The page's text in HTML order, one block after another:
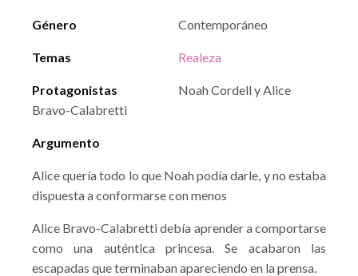
Género Contemporáneo
Temas Realeza
Protagonistas
Noah Cordell y Alice
Bravo-Calabretti
Argumento
Alice quería todo lo que Noah podía darle, y no estaba
dispuesta a conformarse con menos
Alice Bravo-Calabretti debía aprender a comportarse
como una auténtica princesa. Se acabaron las
escapadas que terminaban apareciendo en la prensa.